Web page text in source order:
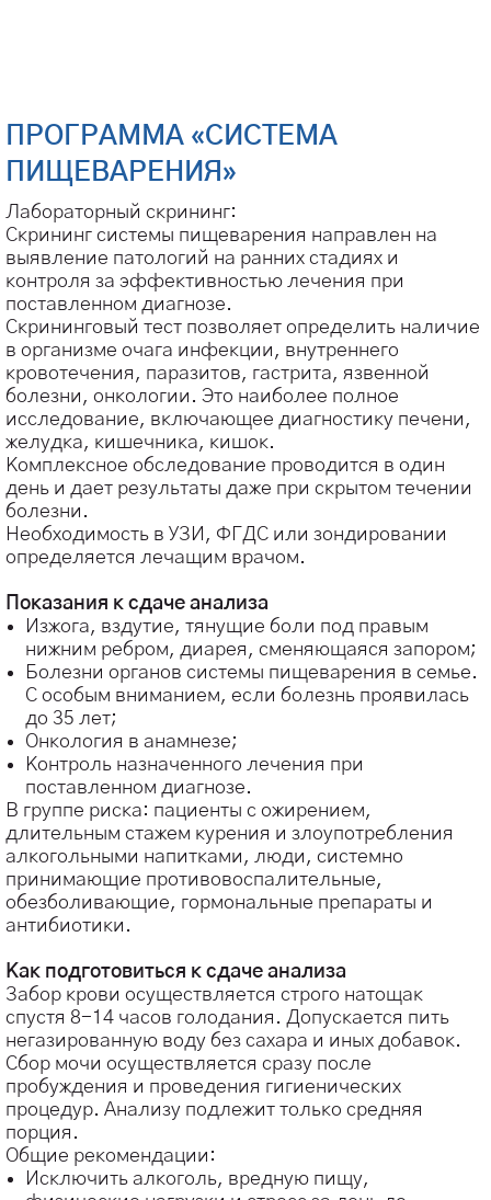
ПРОГРАММА «СИСТЕМА
ПИЩЕВАРЕНИЯ»
Лабораторный скрининг:
Скрининг системы пищеварения направлен на
выявление патологий на ранних стадиях и
контроля за эффективностью лечения при
поставленном диагнозе.
Скрининговый тест позволяет определить наличие
в организме очага инфекции, внутреннего
кровотечения, паразитов, гастрита, язвенной
болезни, онкологии. Это наиболее полное
исследование, включающее диагностику печени,
желудка, кишечника, кишок.
Комплексное обследование проводится в один
день и дает результаты даже при скрытом течении
болезни.
Необходимость в УЗИ, ФГДС или зондировании
определяется лечащим врачом.
Показания к сдаче анализа
Изжога, вздутие, тянущие боли под правым
нижним ребром, диарея, сменяющаяся запором;
Болезни органов системы пищеварения в семье.
С особым вниманием, если болезнь проявилась
до 35 лет;
Онкология в анамнезе;
Контроль назначенного лечения при
поставленном диагнозе.
В группе риска: пациенты с ожирением,
длительным стажем курения и злоупотребления
алкогольными напитками, люди, системно
принимающие противовоспалительные,
обезболивающие, гормональные препараты и
антибиотики.
Как подготовиться к сдаче анализа
Забор крови осуществляется строго натощак
спустя 8-14 часов голодания. Допускается пить
негазированную воду без сахара и иных добавок.
Сбор мочи осуществляется сразу после
пробуждения и проведения гигиенических
процедур. Анализу подлежит только средняя
порция.
Общие рекомендации:
Исключить алкоголь, вредную пищу,